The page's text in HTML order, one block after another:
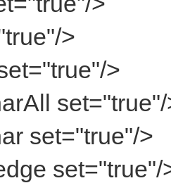
>
>
set="true"/>
set="true"/